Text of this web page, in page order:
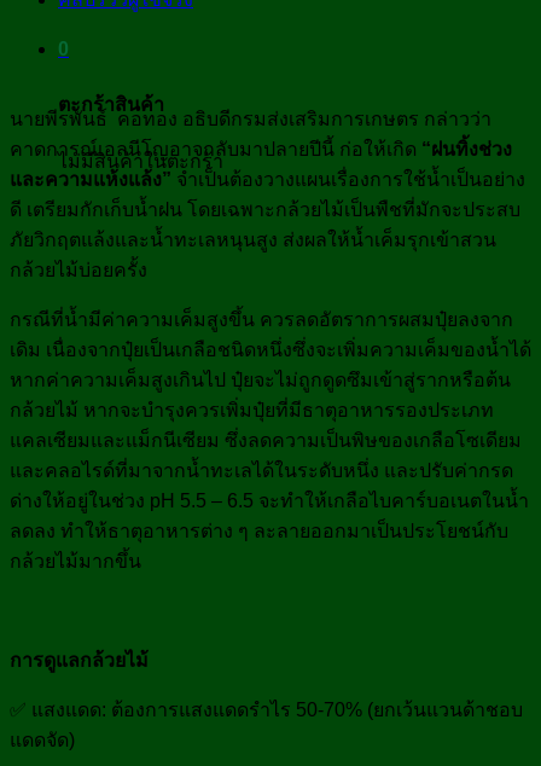
0
ตะกร้าสินค้า
ไม่มีสินค้าในตะกร้า
นายพีรพันธ์ คอทอง อธิบดีกรมส่งเสริมการเกษตร กล่าวว่า
คาดการณ์เอลนีโญอาจกลับมาปลายปีนี้ ก่อให้เกิด “ฝนทิ้งช่วง
และความแห้งแล้ง” จำเป็นต้องวางแผนเรื่องการใช้น้ำเป็นอย่าง
ดี เตรียมกักเก็บน้ำฝน โดยเฉพาะกล้วยไม้เป็นพืชที่มักจะประสบ
ภัยวิกฤตแล้งและน้ำทะเลหนุนสูง ส่งผลให้น้ำเค็มรุกเข้าสวน
กล้วยไม้บ่อยครั้ง
กรณีที่น้ำมีค่าความเค็มสูงขึ้น ควรลดอัตราการผสมปุ๋ยลงจาก
เดิม เนื่องจากปุ๋ยเป็นเกลือชนิดหนึ่งซึ่งจะเพิ่มความเค็มของน้ำได้
หากค่าความเค็มสูงเกินไป ปุ๋ยจะไม่ถูกดูดซึมเข้าสู่รากหรือต้น
กล้วยไม้ หากจะบำรุงควรเพิ่มปุ๋ยที่มีธาตุอาหารรองประเภท
แคลเซียมและแม็กนีเซียม ซึ่งลดความเป็นพิษของเกลือโซเดียม
และคลอไรด์ที่มาจากน้ำทะเลได้ในระดับหนึ่ง และปรับค่ากรด
ด่างให้อยู่ในช่วง pH 5.5 – 6.5 จะทำให้เกลือไบคาร์บอเนตในน้ำ
ลดลง ทำให้ธาตุอาหารต่าง ๆ ละลายออกมาเป็นประโยชน์กับ
กล้วยไม้มากขึ้น
การดูแลกล้วยไม้
✅ แสงแดด: ต้องการแสงแดดรำไร 50-70% (ยกเว้นแวนด้าชอบ
แดดจัด)